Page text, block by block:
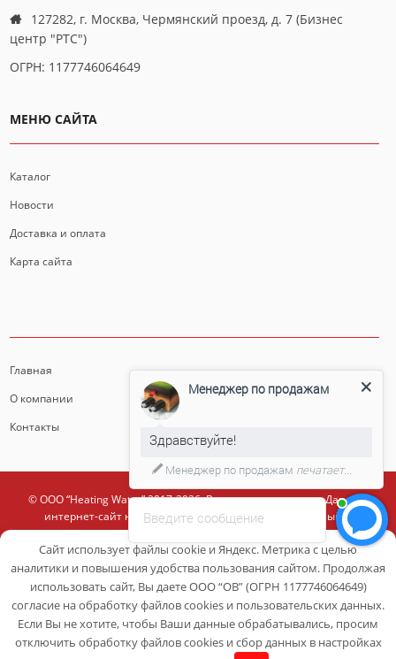
0
127282, г. Москва, Чермянский проезд, д. 7 (Бизнес
центр "РТС")
ОГРН: 1177746064649
МЕНЮ САЙТА
Каталог
Новости
Доставка и оплата
Карта сайта
Главная
О компании
Контакты
© ООО “Heating Water” 2017-2026. Все права защищены. Данный
интернет-сайт носит исключительно информационный и
ознакомительный характер и ни при каких условиях
информационные материалы и цены, размещенные на сайте, не
являются публичной офертой, определяемой положениями ст. 437 ГК
РФ.
Разработано в
Сайт использует файлы cookie и Яндекс. Метрика с целью
аналитики и повышения удобства пользования сайтом. Продолжая
использовать сайт, Вы даете ООО “ОВ” (ОГРН 1177746064649)
согласие на обработку файлов cookies и пользовательских данных.
Если Вы не хотите, чтобы Ваши данные обрабатывались, просим
отключить обработку файлов cookies и сбор данных в настройках
Введите сообщение
Менеджер по продажам
Здравствуйте!
Менеджер по продажам печатает...